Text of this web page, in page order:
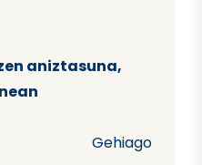
aniztasuna,
Gehiago